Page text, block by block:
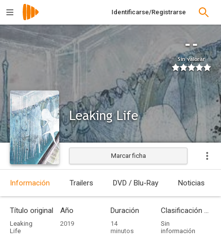
Identificarse/Registrarse
--
Sin valorar
Leaking Life
Estrenada
Marcar ficha
Información Trailers DVD / Blu-Ray Noticias
Título original
Leaking
Life
Año
2019
Duración
14
minutos
Clasificación por edades
Sin
información